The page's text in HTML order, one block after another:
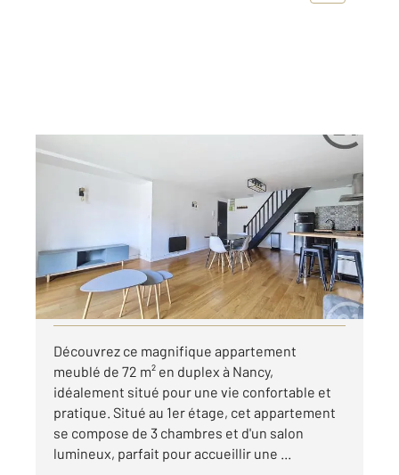
NANCY 54
, 4 pièces
Ref : 40618
Appartement F4 à louer
990 €
par mois charges comprises
Visiter le site dédié
Découvrez ce magnifique appartement
meublé de 72 m² en duplex à Nancy,
idéalement situé pour une vie confortable et
pratique. Situé au 1er étage, cet appartement
se compose de 3 chambres et d'un salon
lumineux, parfait pour accueillir une ...